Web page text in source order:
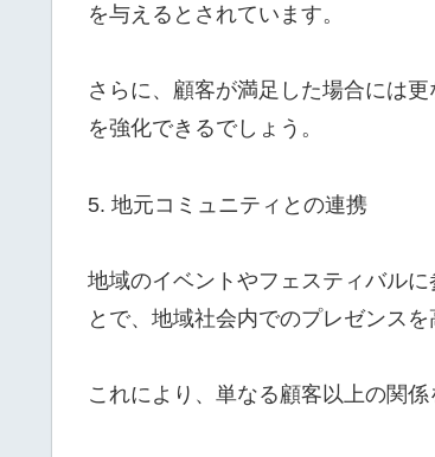
を与えるとされています。
さらに、顧客が満足した場合には
を強化できるでしょう。
5. 地元コミュニティとの連携
地域のイベントやフェスティバル
とで、地域社会内でのプレゼンスを
これにより、単なる顧客以上の関係